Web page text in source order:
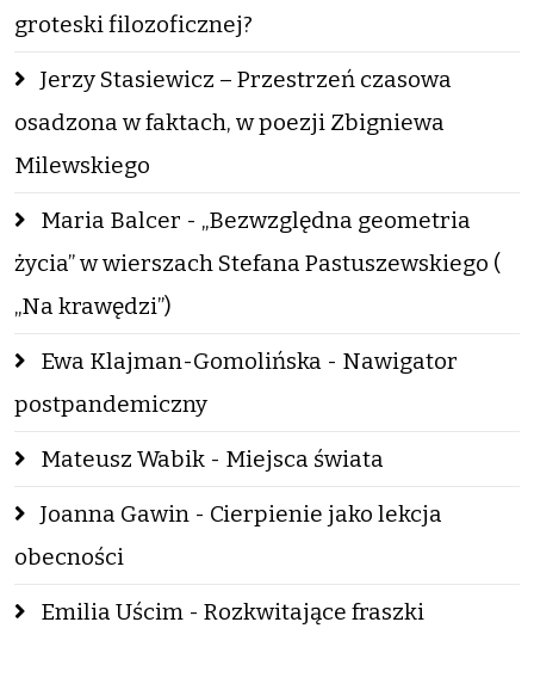
groteski filozoficznej?
Jerzy Stasiewicz – Przestrzeń czasowa
osadzona w faktach, w poezji Zbigniewa
Milewskiego
Maria Balcer - „Bezwzględna geometria
życia” w wierszach Stefana Pastuszewskiego (
„Na krawędzi”)
Ewa Klajman-Gomolińska - Nawigator
postpandemiczny
Mateusz Wabik - Miejsca świata
Joanna Gawin - Cierpienie jako lekcja
obecności
Emilia Uścim - Rozkwitające fraszki